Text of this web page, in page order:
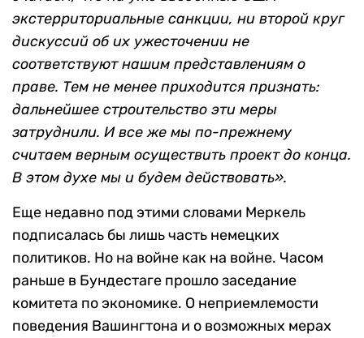
экстерриториальные санкции, ни второй круг
дискуссий об их ужесточении не
соответствуют нашим представлениям о
праве. Тем не менее приходится признать:
дальнейшее строительство эти меры
затруднили. И все же мы по-прежнему
считаем верным осуществить проект до конца.
В этом духе мы и будем действовать».
Еще недавно под этими словами Меркель
подписалась бы лишь часть немецких
политиков. Но на войне как на войне. Часом
раньше в Бундестаге прошло заседание
комитета по экономике. О неприемлемости
поведения Вашингтона и о возможных мерах